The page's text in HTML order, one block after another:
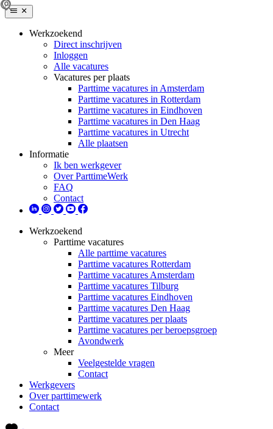
Werkzoekend
Direct inschrijven
Inloggen
Alle vacatures
Vacatures per plaats
Parttime vacatures in Amsterdam
Parttime vacatures in Rotterdam
Parttime vacatures in Eindhoven
Parttime vacatures in Den Haag
Parttime vacatures in Utrecht
Alle plaatsen
Informatie
Ik ben werkgever
Over ParttimeWerk
FAQ
Contact
Werkzoekend
Parttime vacatures
Alle parttime vacatures
Parttime vacatures Rotterdam
Parttime vacatures Amsterdam
Parttime vacatures Tilburg
Parttime vacatures Eindhoven
Parttime vacatures Den Haag
Parttime vacatures per plaats
Parttime vacatures per beroepsgroep
Avondwerk
Meer
Veelgestelde vragen
Contact
Werkgevers
Over parttimewerk
Contact